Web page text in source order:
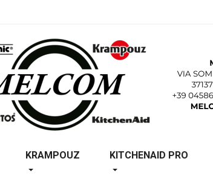
KRAMPOUZ KITCHENAID PRO